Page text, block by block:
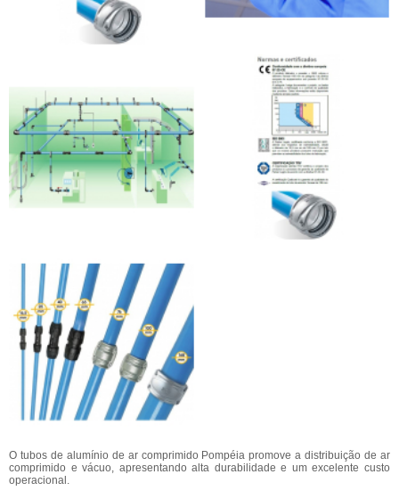
O tubos de alumínio de ar comprimido Pompéia promove a distribuição de ar
comprimido e vácuo, apresentando alta durabilidade e um excelente custo
operacional.